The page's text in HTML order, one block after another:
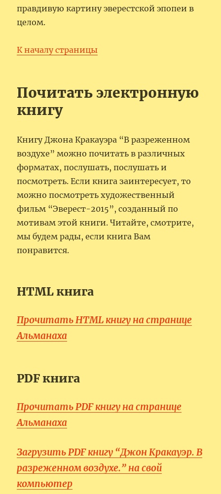
правдивую картину эверестской эпопеи в
целом.
К началу страницы
Почитать электронную
книгу
Книгу Джона Кракауэра “В разреженном
воздухе” можно почитать в различных
форматах, послушать, послушать и
посмотреть. Если книга заинтересует, то
можно посмотреть художественный
фильм “Эверест-2015”, созданный по
мотивам этой книги. Читайте, смотрите,
мы будем рады, если книга Вам
понравится.
HTML книга
Прочитать HTML книгу на странице
Альманаха
PDF книга
Прочитать PDF книгу на странице
Альманаха
Загрузить PDF книгу “Джон Кракауэр. В
разреженном воздухе.” на свой
компьютер